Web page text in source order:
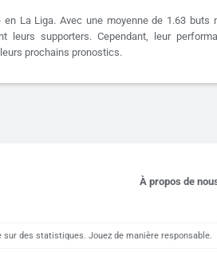
La Liga. Avec une moyenne de 1.63 buts
leurs supporters. Cependant, leur
prochains pronostics.
À propos de
des statistiques. Jouez de manière responsable.